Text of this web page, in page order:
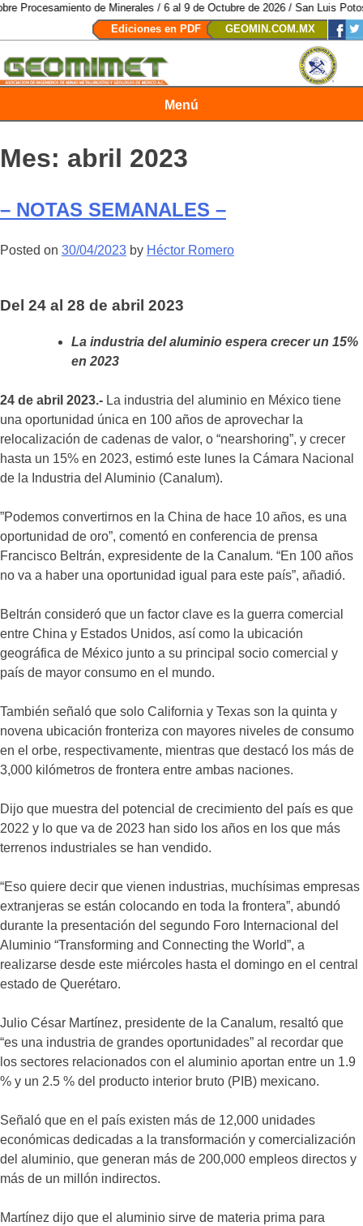
de Minerales / 6 al 9 de Octubre de 2026 / San Luis Potosí, SLP //
Ediciones en PDF
GEOMIN.COM.MX
Menú
Mes: abril 2023
– NOTAS SEMANALES –
Posted on 30/04/2023 by Héctor Romero
Del 24 al 28 de abril 2023
La industria del aluminio espera crecer un 15%
en 2023
24 de abril 2023.- La industria del aluminio en México tiene
una oportunidad única en 100 años de aprovechar la
relocalización de cadenas de valor, o “nearshoring”, y crecer
hasta un 15% en 2023, estimó este lunes la Cámara Nacional
de la Industria del Aluminio (Canalum).
”Podemos convertirnos en la China de hace 10 años, es una
oportunidad de oro”, comentó en conferencia de prensa
Francisco Beltrán, expresidente de la Canalum. “En 100 años
no va a haber una oportunidad igual para este país”, añadió.
Beltrán consideró que un factor clave es la guerra comercial
entre China y Estados Unidos, así como la ubicación
geográfica de México junto a su principal socio comercial y
país de mayor consumo en el mundo.
También señaló que solo California y Texas son la quinta y
novena ubicación fronteriza con mayores niveles de consumo
en el orbe, respectivamente, mientras que destacó los más de
3,000 kilómetros de frontera entre ambas naciones.
Dijo que muestra del potencial de crecimiento del país es que
2022 y lo que va de 2023 han sido los años en los que más
terrenos industriales se han vendido.
“Eso quiere decir que vienen industrias, muchísimas empresas
extranjeras se están colocando en toda la frontera”, abundó
durante la presentación del segundo Foro Internacional del
Aluminio “Transforming and Connecting the World”, a
realizarse desde este miércoles hasta el domingo en el central
estado de Querétaro.
Julio César Martínez, presidente de la Canalum, resaltó que
“es una industria de grandes oportunidades” al recordar que
los sectores relacionados con el aluminio aportan entre un 1.9
% y un 2.5 % del producto interior bruto (PIB) mexicano.
Señaló que en el país existen más de 12,000 unidades
económicas dedicadas a la transformación y comercialización
del aluminio, que generan más de 200,000 empleos directos y
más de un millón indirectos.
Martínez dijo que el aluminio sirve de materia prima para